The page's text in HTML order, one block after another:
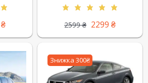
₴ 2599₴ 2299 ₴
Знижка 300₴